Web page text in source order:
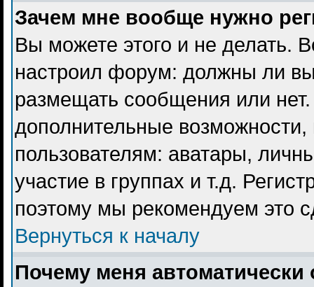
Зачем мне вообще нужно
Вы можете этого и не делать.
настроил форум: должны ли вы
размещать сообщения или
дополнительные
пользователям: аватары,
участие в группах и т.д.
поэтому мы рекомендуем это
Вернуться к началу
Почему меня автоматически